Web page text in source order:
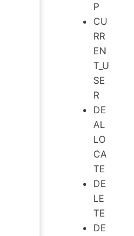
P
CU
RR
EN
T_U
SE
R
DE
AL
LO
CA
TE
DE
LE
TE
DE